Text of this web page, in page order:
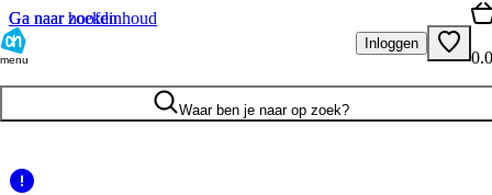
Ga naar hoofdinhoud
Ga naar zoeken
menu
Inloggen
Waar ben je naar op zoek?